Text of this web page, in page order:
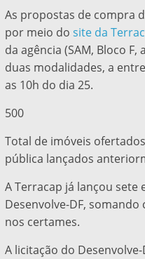
As propostas de compra
por meio do site da
da agência (SAM, Bloco
duas modalidades, a
as 10h do dia 25.
500
Total de imóveis
pública lançados
A Terracap já lançou sete
Desenvolve-DF,
nos certames.
A licitação do